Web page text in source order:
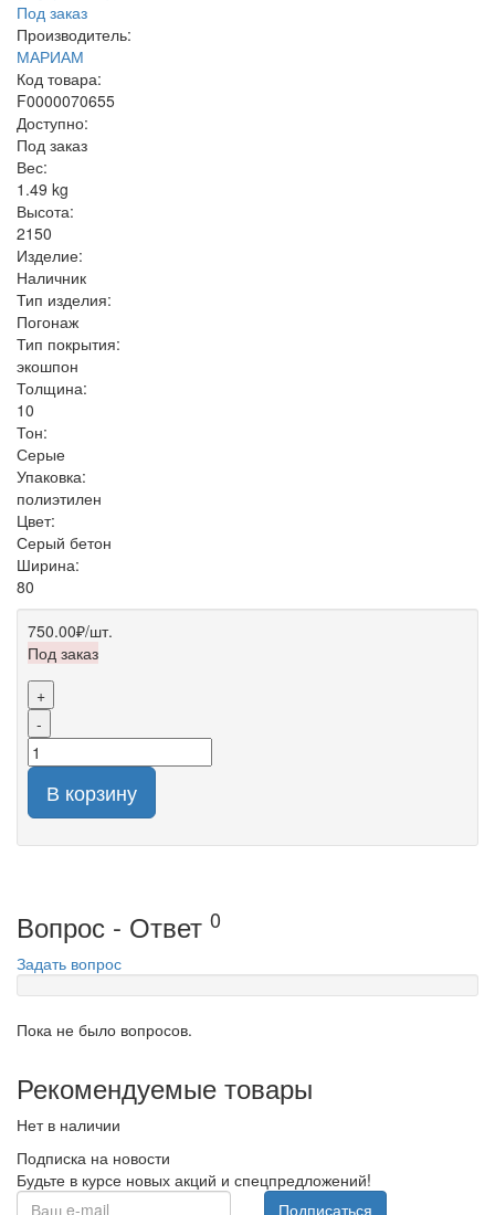
Под заказ
Производитель:
МАРИАМ
Код товара:
F0000070655
Доступно:
Под заказ
Вес:
1.49 kg
Высота:
2150
Изделие:
Наличник
Тип изделия:
Погонаж
Тип покрытия:
экошпон
Толщина:
10
Тон:
Серые
Упаковка:
полиэтилен
Цвет:
Серый бетон
Ширина:
80
750.00₽/шт.
Под заказ
+
-
В корзину
Вопрос - Ответ 0
Задать вопрос
Пока не было вопросов.
Рекомендуемые товары
Нет в наличии
Подписка на новости
Будьте в курсе новых акций и спецпредложений!
Подписаться